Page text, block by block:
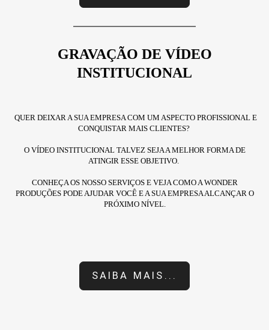
GRAVAÇÃO DE VÍDEO
INSTITUCIONAL
QUER DEIXAR A SUA EMPRESA COM UM ASPECTO PROFISSIONAL E
CONQUISTAR MAIS CLIENTES?
O VÍDEO INSTITUCIONAL TALVEZ SEJA A MELHOR FORMA DE
ATINGIR ESSE OBJETIVO.
CONHEÇA OS NOSSO SERVIÇOS E VEJA COMO A WONDER
PRODUÇÕES PODE AJUDAR VOCÊ E A SUA EMPRESA ALCANÇAR O
PRÓXIMO NÍVEL.
SAIBA MAIS...